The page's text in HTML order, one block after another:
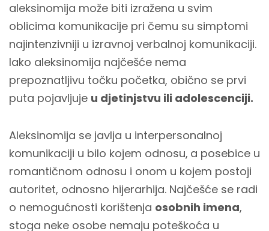
aleksinomija može biti izražena u svim
oblicima komunikacije pri čemu su simptomi
najintenzivniji u izravnoj verbalnoj komunikaciji.
Iako aleksinomija najčešće nema
prepoznatljivu točku početka, obično se prvi
puta pojavljuje u djetinjstvu ili adolescenciji.
Aleksinomija se javlja u interpersonalnoj
komunikaciji u bilo kojem odnosu, a posebice u
romantičnom odnosu i onom u kojem postoji
autoritet, odnosno hijerarhija. Najčešće se radi
o nemogućnosti korištenja osobnih imena,
stoga neke osobe nemaju poteškoća u